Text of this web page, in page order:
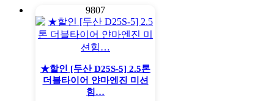
9807
★할인 [두산 D25S-5] 2.5톤
더블타이어 얀마엔진 미션
힘…